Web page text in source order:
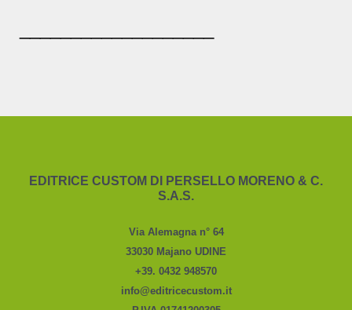
EDITRICE CUSTOM DI PERSELLO MORENO & C.
S.A.S.
Via Alemagna n° 64
33030 Majano UDINE
+39. 0432 948570
info@editricecustom.it